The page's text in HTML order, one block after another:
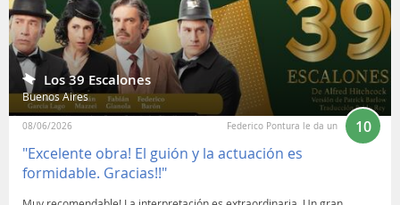
Los 39 Escalones
Buenos Aires
08/06/2026 Federico Pontura le da un
10
"Excelente obra! El guión y la actuación es
formidable. Gracias!!"